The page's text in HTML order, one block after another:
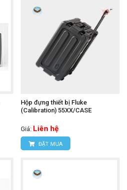
Hộp đựng thiết bị Fluke
(Calibration) 55XX/CASE
Giá: Liên hệ
ĐẶT MUA